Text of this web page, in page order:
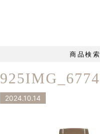
商品検索
925IMG_6774
2024.10.14